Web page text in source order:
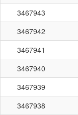
3467943
3467942
3467941
3467940
3467939
3467938